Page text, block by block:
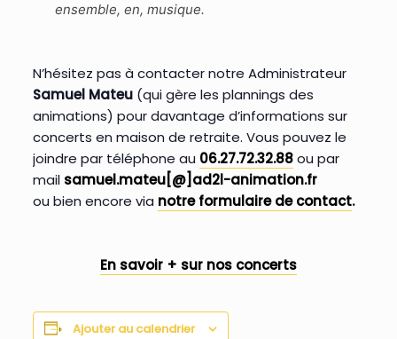
ensemble, en, musique.
N’hésitez pas à contacter notre Administrateur
Samuel Mateu(qui gère les plannings des
animations) pour davantage d’informations sur
concerts en maison de retraite. Vous pouvez le
joindre par téléphone au 06.27.72.32.88ou par
mailsamuel.mateu[@]ad2l-animation.fr
ou bien encore via notre formulaire de contact.
En savoir + sur nos concerts
Ajouter au calendrier